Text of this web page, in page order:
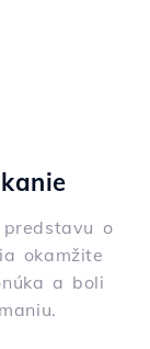
o
okamžite
a boli